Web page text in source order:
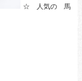
☆ 人気の 馬